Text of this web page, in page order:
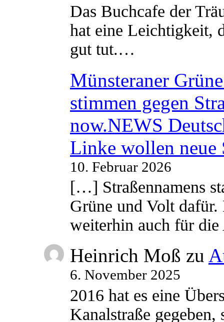
Das Buchcafe der
hat eine Leichtigkeit,
gut tut.…
Münsteraner
stimmen gegen
now.NEWS
Linke wollen neue
10. Februar 2026
[…] Straßennamens
Grüne und Volt
weiterhin auch für
Heinrich Moß zu
6. November 2025
2016 hat es eine
Kanalstraße